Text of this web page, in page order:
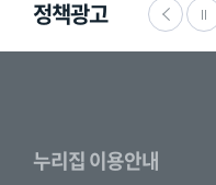
정책광고
누리집 이용안내